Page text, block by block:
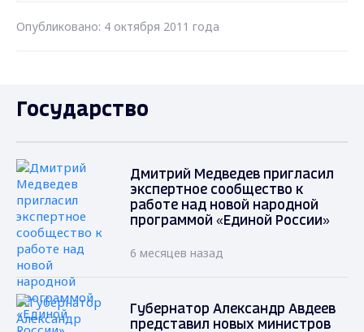
Опубликовано: 4 октября 2011 года
Государство
Дмитрий Медведев пригласил
экспертное сообщество к
работе над новой народной
программой «Единой России»
6 месяцев назад
Губернатор Александр Авдеев
представил новых министров